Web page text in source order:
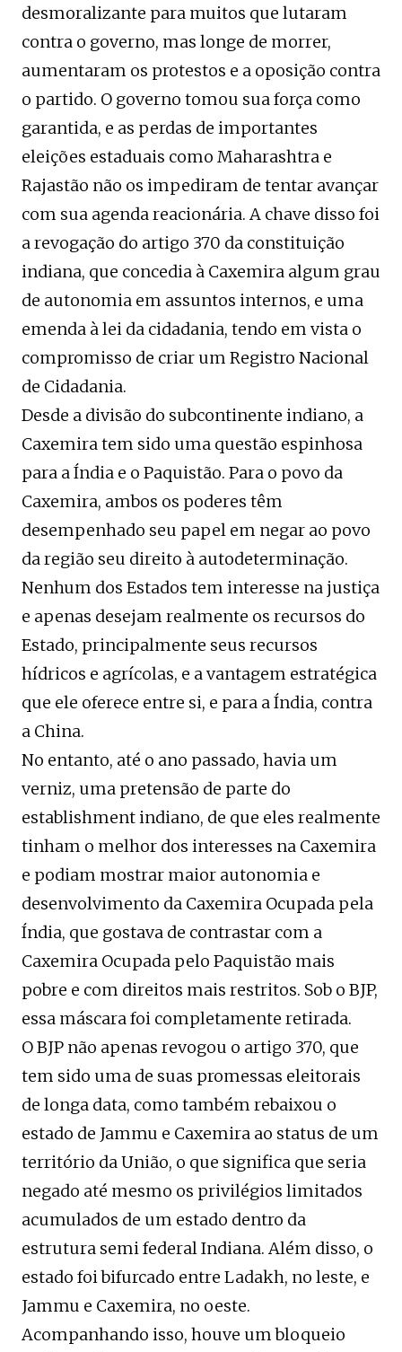
desmoralizante para muitos que lutaram
contra o governo, mas longe de morrer,
aumentaram os protestos e a oposição contra
o partido. O governo tomou sua força como
garantida, e as perdas de importantes
eleições estaduais como Maharashtra e
Rajastão não os impediram de tentar avançar
com sua agenda reacionária. A chave disso foi
a revogação do artigo 370 da constituição
indiana, que concedia à Caxemira algum grau
de autonomia em assuntos internos, e uma
emenda à lei da cidadania, tendo em vista o
compromisso de criar um Registro Nacional
de Cidadania.
Desde a divisão do subcontinente indiano, a
Caxemira tem sido uma questão espinhosa
para a Índia e o Paquistão. Para o povo da
Caxemira, ambos os poderes têm
desempenhado seu papel em negar ao povo
da região seu direito à autodeterminação.
Nenhum dos Estados tem interesse na justiça
e apenas desejam realmente os recursos do
Estado, principalmente seus recursos
hídricos e agrícolas, e a vantagem estratégica
que ele oferece entre si, e para a Índia, contra
a China.
No entanto, até o ano passado, havia um
verniz, uma pretensão de parte do
establishment indiano, de que eles realmente
tinham o melhor dos interesses na Caxemira
e podiam mostrar maior autonomia e
desenvolvimento da Caxemira Ocupada pela
Índia, que gostava de contrastar com a
Caxemira Ocupada pelo Paquistão mais
pobre e com direitos mais restritos. Sob o BJP,
essa máscara foi completamente retirada.
O BJP não apenas revogou o artigo 370, que
tem sido uma de suas promessas eleitorais
de longa data, como também rebaixou o
estado de Jammu e Caxemira ao status de um
território da União, o que significa que seria
negado até mesmo os privilégios limitados
acumulados de um estado dentro da
estrutura semi federal Indiana. Além disso, o
estado foi bifurcado entre Ladakh, no leste, e
Jammu e Caxemira, no oeste.
Acompanhando isso, houve um bloqueio